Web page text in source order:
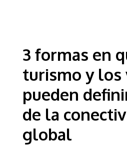
3 formas en
turismo y los
pueden
de la
global